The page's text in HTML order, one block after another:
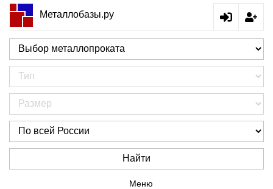
Металлобазы.ру
Найти
Меню